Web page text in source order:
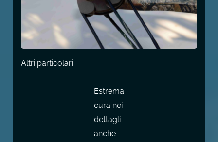
Altri particolari
Estrema
cura nei
dettagli
anche